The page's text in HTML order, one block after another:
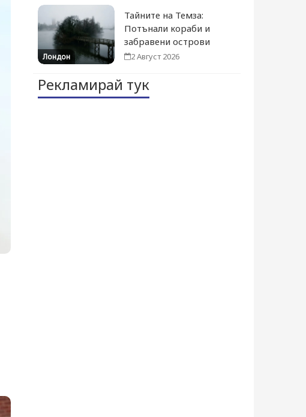
Лондон
Тайните на Темза:
Потънали кораби и
забравени острови
2 Август 2026
Рекламирай тук